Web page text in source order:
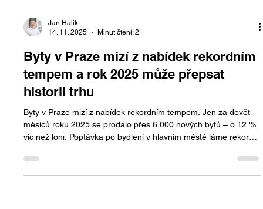
14. 11. 2025
Minut čtení: 2
Byty v Praze mizí z nabídek rekordním
tempem a rok 2025 může přepsat
historii trhu
Byty v Praze mizí z nabídek rekordním tempem. Jen za devět
víc než loni. Poptávka po bydlení v hlavním městě láme rekordy,